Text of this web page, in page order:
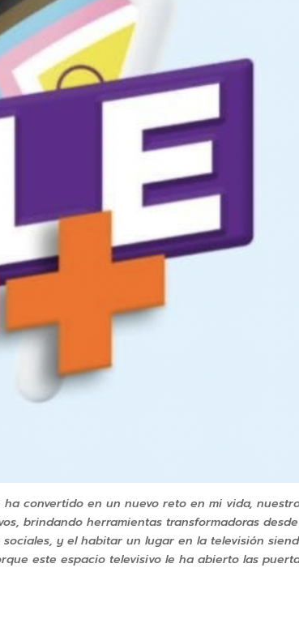
convertido en un nuevo reto en mi vida,
brindando herramientas transformadoras
y el habitar un lugar en la televisión
este espacio televisivo le ha abierto las